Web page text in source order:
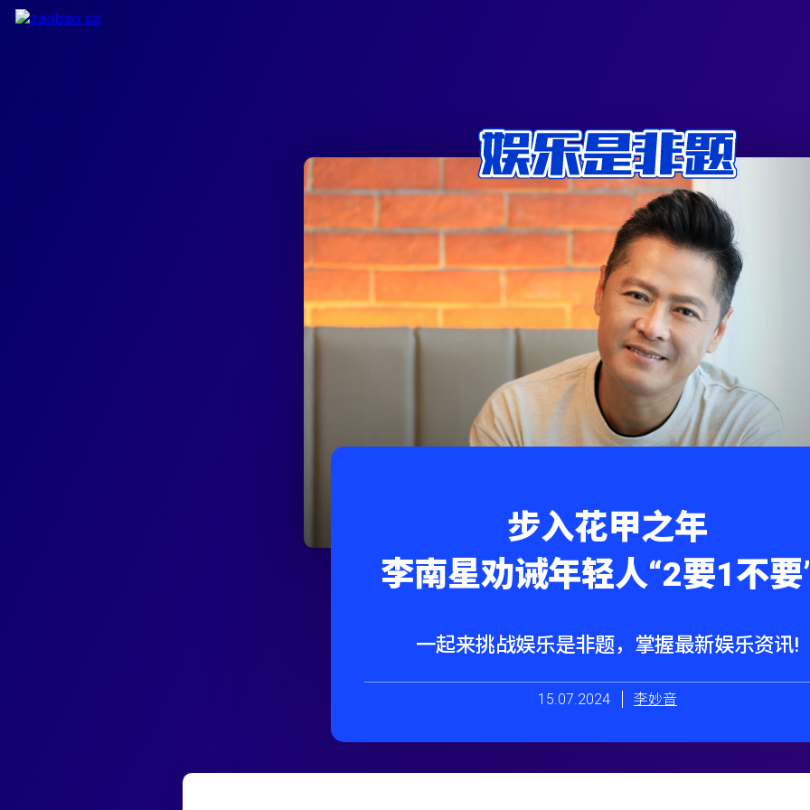
步入花甲之年
李南星劝诫年轻人“2要1不要
一起来挑战娱乐是非题， 掌握最新娱乐资讯!
15.07.2024 李妙音